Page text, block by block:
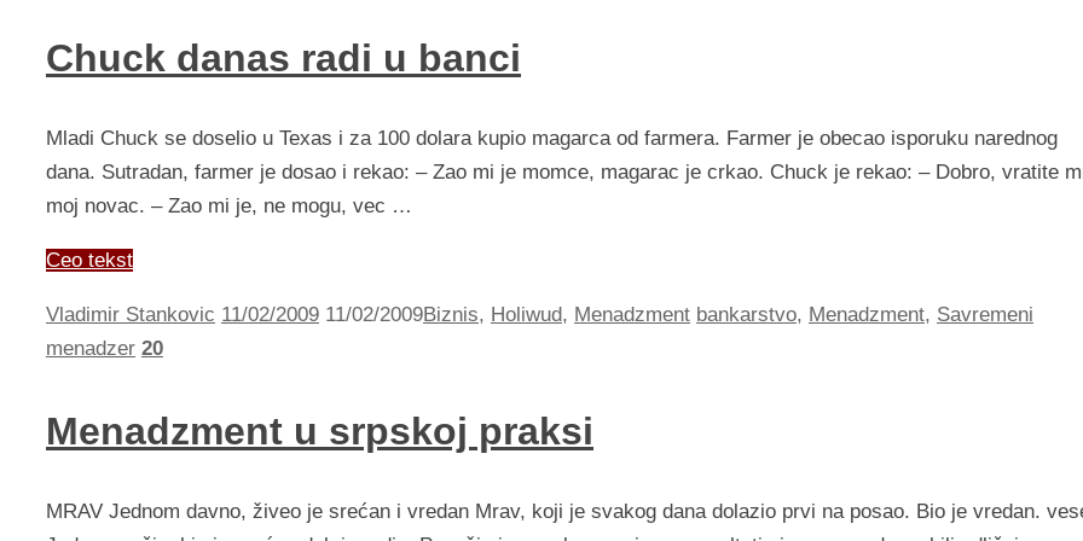
Chuck danas radi u banci
Mladi Chuck se doselio u Texas i za 100 dolara kupio magarca od farmera. Farmer je obecao isporuku narednog
dana. Sutradan, farmer je dosao i rekao: – Zao mi je momce, magarac je crkao. Chuck je rekao: – Dobro, vratite
moj novac. – Zao mi je, ne mogu, vec …
Ceo tekst
Vladimir Stankovic 11/02/2009 11/02/2009Biznis, Holiwud, Menadzment bankarstvo, Menadzment, Savremeni
menadzer 20
Menadzment u srpskoj praksi
MRAV Jednom davno, živeo je srećan i vredan Mrav, koji je svakog dana dolazio prvi na posao. Bio je vredan.